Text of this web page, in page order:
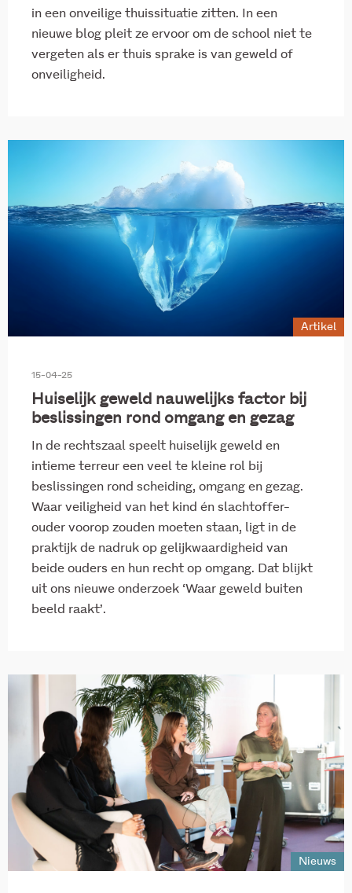
in een onveilige thuissituatie zitten. In een
nieuwe blog pleit ze ervoor om de school niet te
vergeten als er thuis sprake is van geweld of
onveiligheid.
Artikel
15-04-25
Huiselijk geweld nauwelijks factor bij
beslissingen rond omgang en gezag
In de rechtszaal speelt huiselijk geweld en
intieme terreur een veel te kleine rol bij
beslissingen rond scheiding, omgang en gezag.
Waar veiligheid van het kind én slachtoffer-
ouder voorop zouden moeten staan, ligt in de
praktijk de nadruk op gelijkwaardigheid van
beide ouders en hun recht op omgang. Dat blijkt
uit ons nieuwe onderzoek ‘Waar geweld buiten
beeld raakt’.
Nieuws